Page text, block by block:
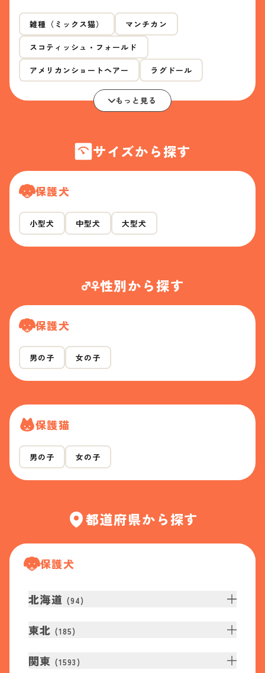
雑種（ミックス猫） マンチカン
スコティッシュ・フォールド
アメリカンショートヘアー ラグドール
もっと見る
サイズから探す
保護犬
小型犬 中型犬 大型犬
性別から探す
保護犬
男の子 女の子
保護猫
男の子 女の子
都道府県から探す
保護犬
北海道 (94)
東北 (185)
関東 (1593 )